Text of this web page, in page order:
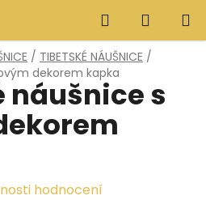
Hledat
KOŠÍK
/ TIBETSKÉ NÁUŠNICE /
dekorem kapka
náušnice s
hodnocení